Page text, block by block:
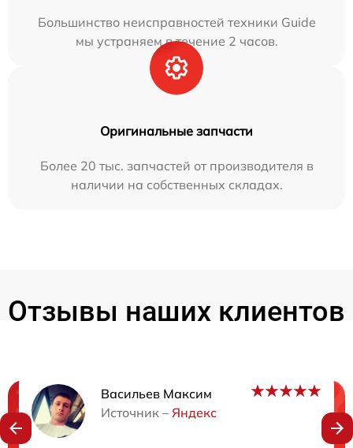
Большинство неисправностей техники Guide
мы устраняем в течение 2 часов.
Оригинальные запчасти
Более 20 тыс. запчастей от производителя в
наличии на собственных складах.
Отзывы наших клиентов
Васильев Максим
Источник – Яндекс
Нужна консультация?